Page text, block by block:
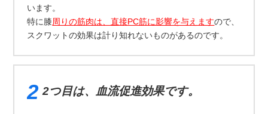
います。
特に膝周りの筋肉は、直接PC筋に影響を与えますので、
スクワットの効果は計り知れないものがあるのです。
2つ目は、血流促進効果です。